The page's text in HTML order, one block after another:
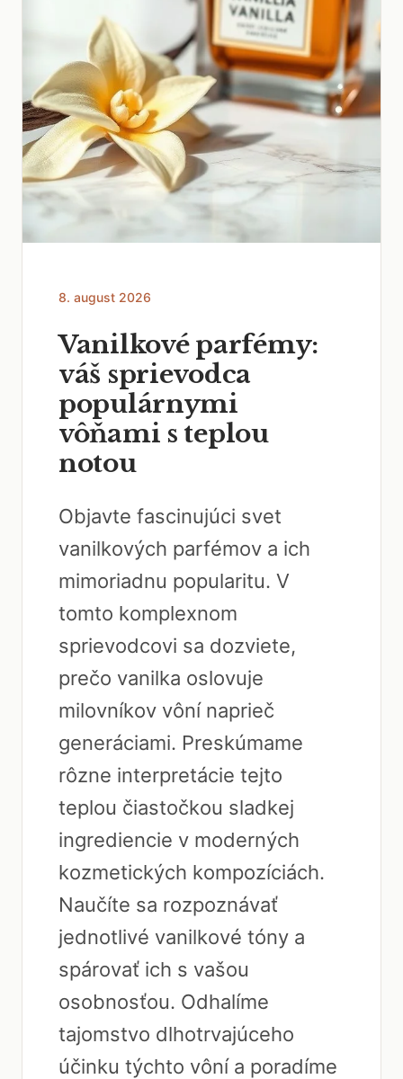
8. august 2026
Vanilkové parfémy:
váš sprievodca
populárnymi
vôňami s teplou
notou
Objavte fascinujúci svet
vanilkových parfémov a ich
mimoriadnu popularitu. V
tomto komplexnom
sprievodcovi sa dozviete,
prečo vanilka oslovuje
milovníkov vôní naprieč
generáciami. Preskúmame
rôzne interpretácie tejto
teplou čiastočkou sladkej
ingrediencie v moderných
kozmetických kompozíciách.
Naučíte sa rozpoznávať
jednotlivé vanilkové tóny a
spárovať ich s vašou
osobnosťou. Odhalíme
tajomstvo dlhotrvajúceho
účinku týchto vôní a poradíme